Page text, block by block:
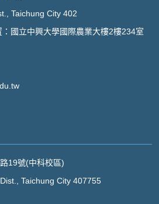
Taichung City 402
國立中興大學國際農業大樓2樓234室
19號(中科校區)
Taichung City 407755